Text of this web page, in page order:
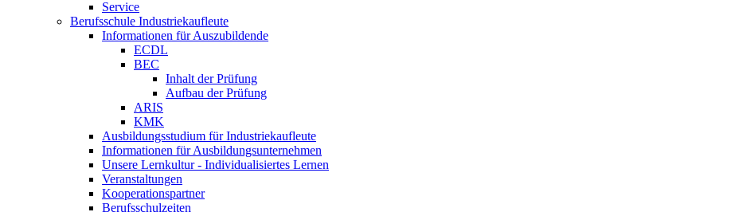
Service
Berufsschule Industriekaufleute
Informationen für Auszubildende
ECDL
BEC
Inhalt der Prüfung
Aufbau der Prüfung
ARIS
KMK
Ausbildungsstudium für Industriekaufleute
Informationen für Ausbildungsunternehmen
Unsere Lernkultur - Individualisiertes Lernen
Veranstaltungen
Kooperationspartner
Berufsschulzeiten